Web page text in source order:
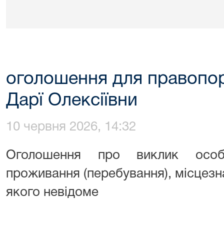
оголошення для
Дарї Олексіївни
10 червня 2026, 14:32
Оголошення про виклик
проживання (перебування),
якого невідоме